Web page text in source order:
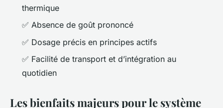
thermique
✅ Absence de goût prononcé
✅ Dosage précis en principes actifs
✅ Facilité de transport et d’intégration au
quotidien
Les bienfaits majeurs pour le système